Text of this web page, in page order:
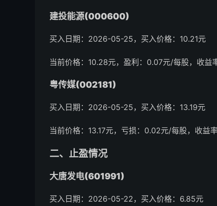
建投能源(000600)
买入日期：2026-05-25，买入价格：10.21元
当前价格：10.28元，盈利：0.07元/每股，收益
粤传媒(002181)
买入日期：2026-05-25，买入价格：13.19元
当前价格：13.17元，亏损：0.02元/每股，收益
二、止盈情况
大唐发电(601991)
买入日期：2026-05-22，买入价格：6.85元